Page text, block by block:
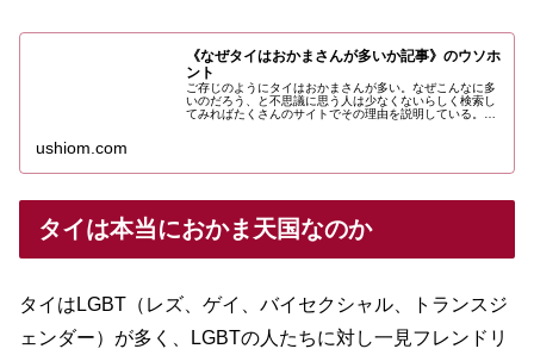
《なぜタイはおかまさんが多いか記事》のウソホ
ント
ご存じのようにタイはおかまさんが多い。なぜこんなに多
いのだろう、と不思議に思う人は少なくないらしく検索し
てみればたくさんのサイトでその理由を説明している。た
ushiom.com
タイは本当におかま天国なのか
タイはLGBT（レズ、ゲイ、バイセクシャル、トランスジ
ェンダー）が多く、LGBTの人たちに対し一見フレンドリ